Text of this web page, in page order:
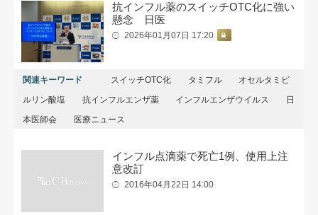
抗インフル薬のスイッチOTC化に強い
懸念 日医
2026年01月07日 17:20
関連キーワード スイッチOTC化 タミフル
オセルタミビ
ルリン酸塩
抗インフルエンザ薬 インフルエンザウイルス
日
本医師会
医療ニュース
インフル点滴薬で死亡1例、使用上注
意改訂
2016年04月22日 14:00